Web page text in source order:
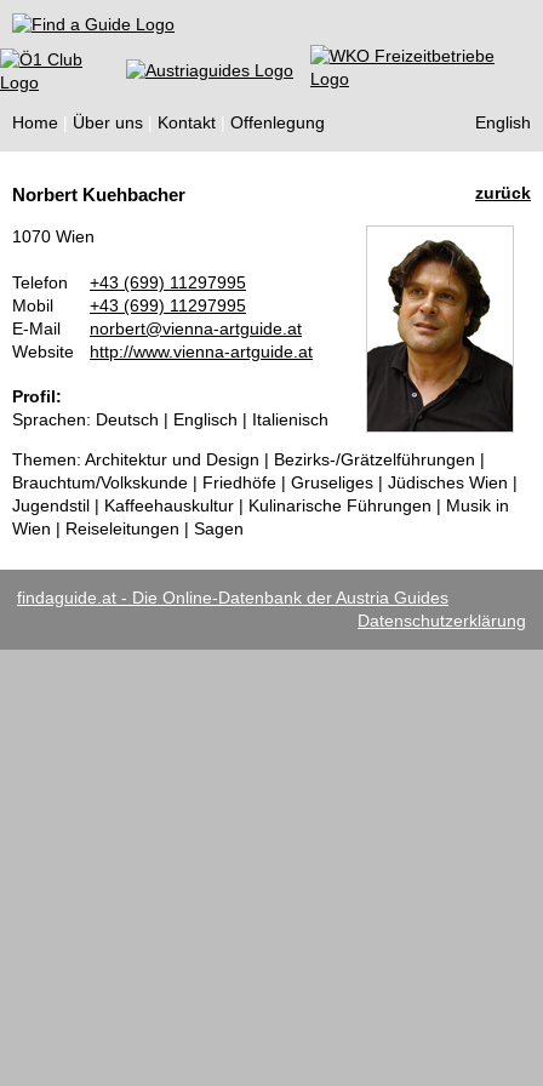
Find a Guide
Home Über uns Kontakt Offenlegung English
Guides
zurück
Norbert Kuehbacher
1070 Wien
Telefon
+43 (699) 11297995
Mobil
+43 (699) 11297995
E-Mail
norbert@vienna-artguide.at
Website
http://www.vienna-artguide.at
Profil:
Sprachen: Deutsch | Englisch | Italienisch
Themen: Architektur und Design | Bezirks-/Grätzelführungen |
Brauchtum/Volkskunde | Friedhöfe | Gruseliges | Jüdisches Wien |
Jugendstil | Kaffeehauskultur | Kulinarische Führungen | Musik in
Wien | Reiseleitungen | Sagen
findaguide.at - Die Online-Datenbank der Austria Guides
Datenschutzerklärung